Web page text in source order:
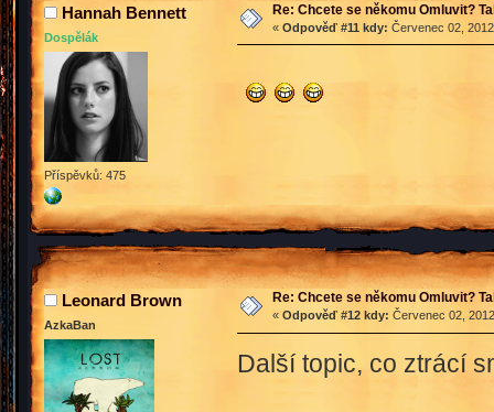
Hannah Bennett
Dospělák
Příspěvků: 475
Re: Chcete se někomu Omluvit?
« Odpověď #11 kdy: Červenec 02,
Leonard Brown
AzkaBan
Re: Chcete se někomu Omluvit?
« Odpověď #12 kdy: Červenec 02,
Další topic, co ztrácí